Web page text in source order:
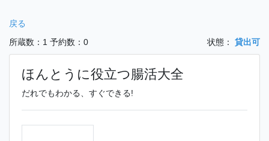
戻る
所蔵数：1 予約数：0 状態： 貸出可
ほんとうに役立つ腸活大全
だれでもわかる、すぐできる!